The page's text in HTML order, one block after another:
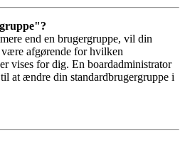
end en brugergruppe, vil din
afgørende for hvilken
vises for dig. En boardadministrator
at ændre din standardbrugergruppe i